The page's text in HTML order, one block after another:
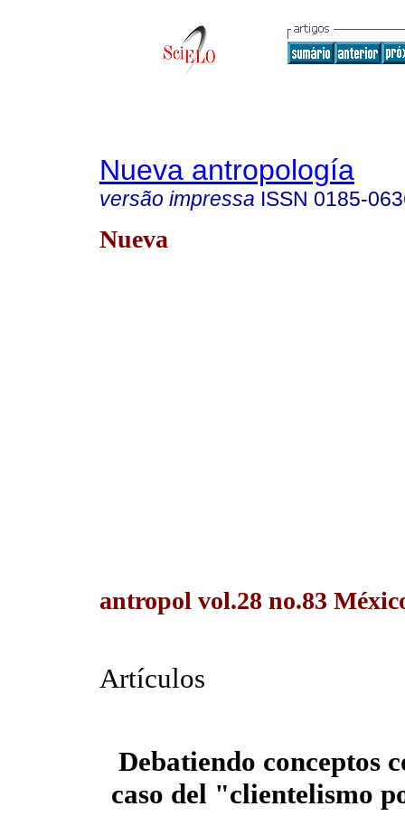
Nueva antropología
versão impressa ISSN 0185-
Nueva
antropol vol.28 no.83
Artículos
Debatiendo conceptos
caso del "clientelismo